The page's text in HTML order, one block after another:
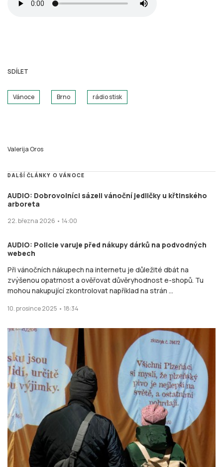
SDÍLET
Vánoce Brno rádio stisk
Valerija Oros
DALŠÍ ČLÁNKY O VÁNOCE
AUDIO: Dobrovolníci sázeli vánoční jedličky u křtinského
arboreta
22. března 2026 • 14:00
AUDIO: Policie varuje před nákupy dárků na podvodných
webech
Při vánočních nákupech na internetu je důležité dbát na
zvýšenou opatrnost a ověřovat důvěryhodnost e-shopů. Tu
mohou nakupující zkontrolovat například na strán ...
10. prosince 2025 • 18:34